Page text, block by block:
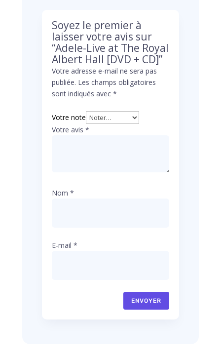
Soyez le premier à
laisser votre avis sur
“Adele-Live at The Royal
Albert Hall [DVD + CD]”
Votre adresse e-mail ne sera pas
publiée. Les champs obligatoires
sont indiqués avec *
Votre note
Votre avis *
Nom *
E-mail *
ENVOYER